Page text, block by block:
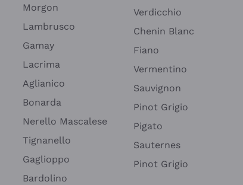
Morgon
Lambrusco
Gamay
Lacrima
Aglianico
Bonarda
Nerello Mascalese
Tignanello
Gaglioppo
Bardolino
Verdicchio
Chenin Blanc
Fiano
Vermentino
Sauvignon
Pinot Grigio
Pigato
Sauternes
Pinot Grigio